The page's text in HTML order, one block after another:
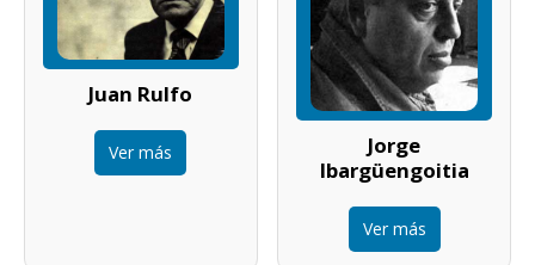
Juan Rulfo
Ver más
Jorge
Ibargüengoitia
Ver más